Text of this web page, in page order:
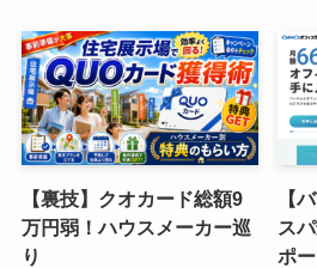
【裏技】クオカード総額9
万円弱！ハウスメーカー巡
り
【
ス
ポ